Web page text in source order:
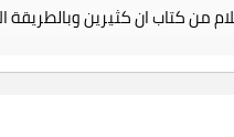
من كتاب ان كثيرين وبالطريقة